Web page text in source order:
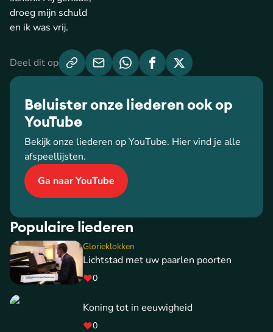
droeg mijn schuld
en ik was vrij.
Deel dit op
Beluister onze liederen ook op
YouTube
Bekijk onze liederen op YouTube. Hier vind je alle
afspeellijsten.
Ga naar YouTube
Populaire liederen
Glorieklokken
Lichtstad met uw paarlen poorten
0
Koning tot in eeuwigheid
0